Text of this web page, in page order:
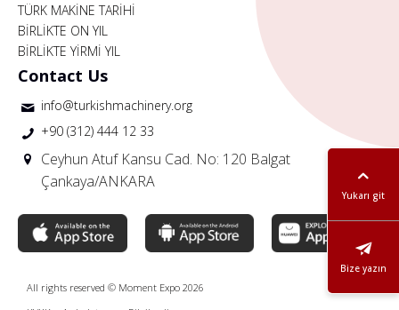
Yukarı git
Bize yazın
TÜRK MAKİNE TARİHİ
BİRLİKTE ON YIL
BİRLİKTE YİRMİ YIL
Contact Us
info@turkishmachinery.org
+90 (312) 444 12 33
Ceyhun Atuf Kansu Cad. No: 120 Balgat
Çankaya/ANKARA
All rights reserved © Moment Expo 2026